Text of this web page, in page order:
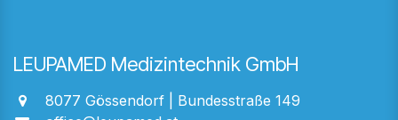
LEUPAMED Medizintechnik GmbH
8077 Gössendorf | Bundesstraße 149